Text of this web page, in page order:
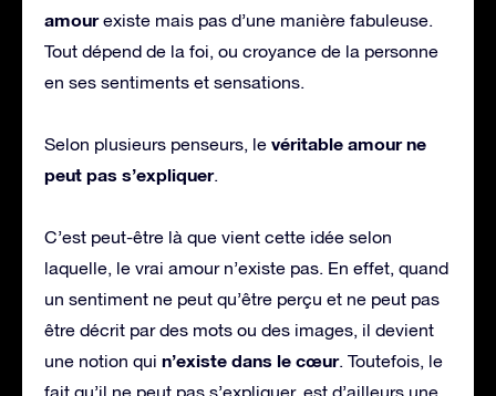
amourexiste mais pas d’une manière fabuleuse.
Tout dépend de la foi, ou croyance de la personne
en ses sentiments et sensations.
Selon plusieurs penseurs, le véritable amour ne
peut pas s’expliquer.
C’est peut-être là que vient cette idée selon
laquelle, le vrai amour n’existe pas. En effet, quand
un sentiment ne peut qu’être perçu et ne peut pas
être décrit par des mots ou des images, il devient
une notion qui n’existe dans le cœur. Toutefois, le
fait qu’il ne peut pas s’expliquer, est d’ailleurs une